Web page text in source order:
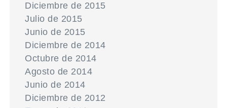
Diciembre de 2015
Julio de 2015
Junio de 2015
Diciembre de 2014
Octubre de 2014
Agosto de 2014
Junio de 2014
Diciembre de 2012